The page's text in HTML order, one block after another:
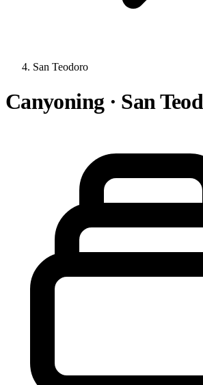
San Teodoro
Canyoning · San